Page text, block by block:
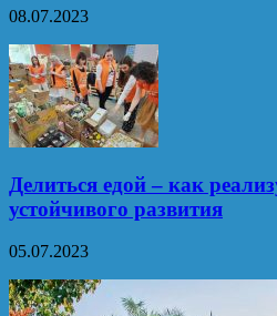
08.07.2023
Делиться едой – как
устойчивого развития
05.07.2023